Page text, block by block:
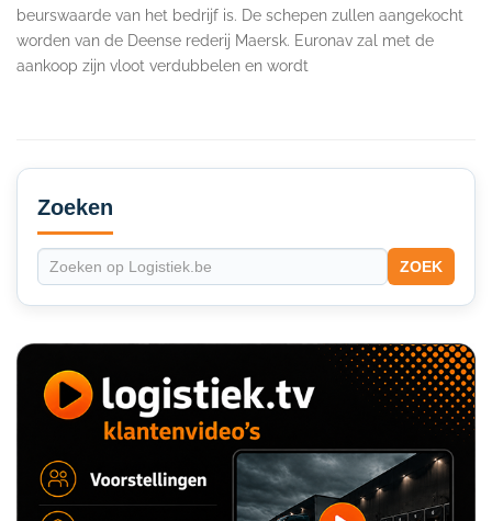
beurswaarde van het bedrijf is. De schepen zullen aangekocht
worden van de Deense rederij Maersk. Euronav zal met de
aankoop zijn vloot verdubbelen en wordt
Secondary
Sidebar
Zoeken
ZOEK